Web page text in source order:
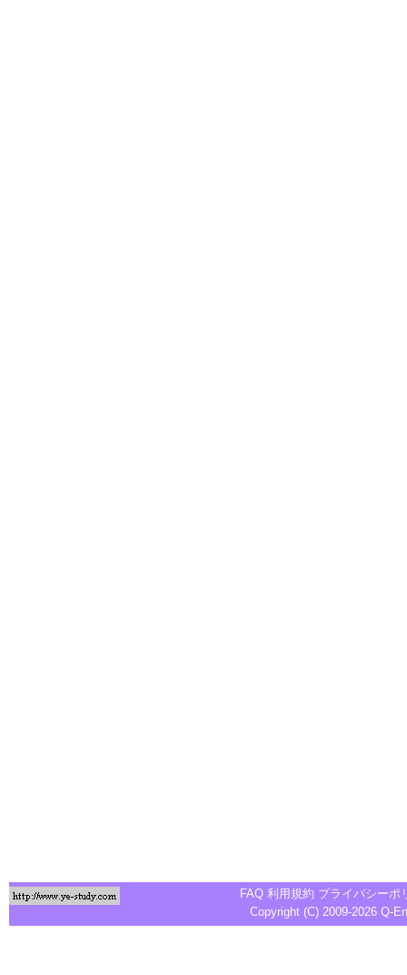
FAQ 利用規約 プライバシーポ
Copyright (C) 2009-2026 Q-